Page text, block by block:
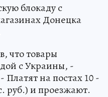
блокаду с
Донецка
что товары
с Украины, -
Платят на постах 10 -
руб.) и проезжают.